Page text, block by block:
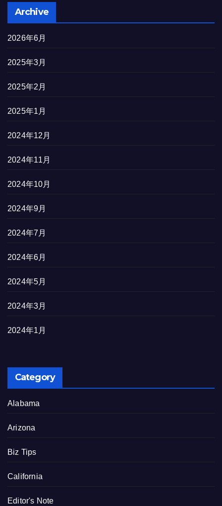
Archive
2026年6月
2025年3月
2025年2月
2025年1月
2024年12月
2024年11月
2024年10月
2024年9月
2024年7月
2024年6月
2024年5月
2024年3月
2024年1月
Category
Alabama
Arizona
Biz Tips
California
Editor's Note